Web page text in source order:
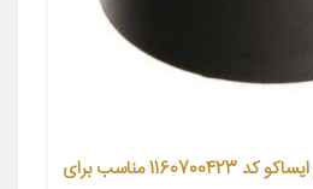
غلتک هرزگرد تسمه تایم ایساکو کد 1160700423 مناسب برای